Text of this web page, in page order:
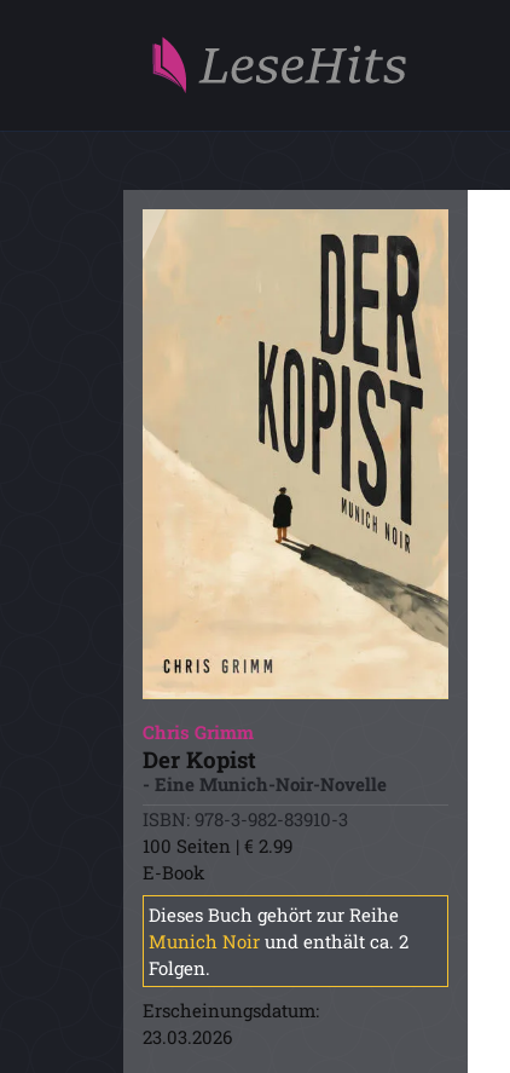
Chris Grimm
Der Kopist
- Eine Munich-Noir-Novelle
ISBN: 978-3-982-83910-3
100 Seiten | € 2.99
E-Book
Dieses Buch gehört zur Reihe
Munich Noir und enthält ca. 2
Folgen.
Erscheinungsdatum:
23.03.2026